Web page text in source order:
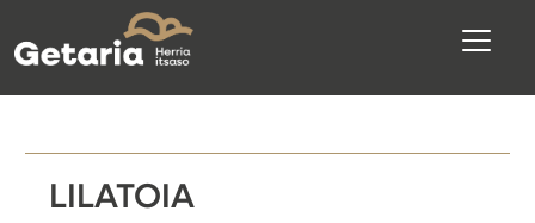
LILATOIA